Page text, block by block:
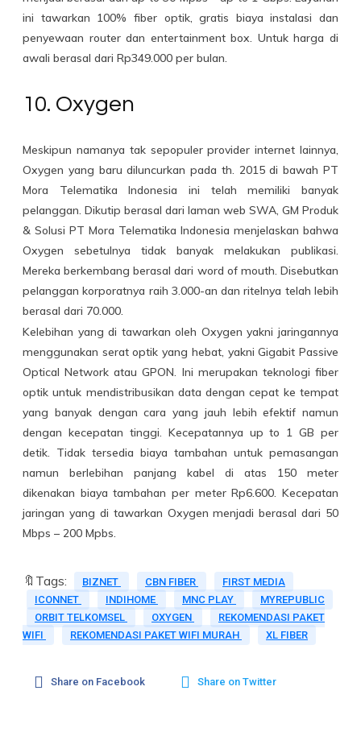
ini tawarkan 100% fiber optik, gratis biaya instalasi dan
penyewaan router dan entertainment box. Untuk harga di
awali berasal dari Rp349.000 per bulan.
10. Oxygen
Meskipun namanya tak sepopuler provider internet lainnya,
Oxygen yang baru diluncurkan pada th. 2015 di bawah PT
Mora Telematika Indonesia ini telah memiliki banyak
pelanggan. Dikutip berasal dari laman web SWA, GM Produk
& Solusi PT Mora Telematika Indonesia menjelaskan bahwa
Oxygen sebetulnya tidak banyak melakukan publikasi.
Mereka berkembang berasal dari word of mouth. Disebutkan
pelanggan korporatnya raih 3.000-an dan ritelnya telah lebih
berasal dari 70.000.
Kelebihan yang di tawarkan oleh Oxygen yakni jaringannya
menggunakan serat optik yang hebat, yakni Gigabit Passive
Optical Network atau GPON. Ini merupakan teknologi fiber
optik untuk mendistribusikan data dengan cepat ke tempat
yang banyak dengan cara yang jauh lebih efektif namun
dengan kecepatan tinggi. Kecepatannya up to 1 GB per
detik. Tidak tersedia biaya tambahan untuk pemasangan
namun berlebihan panjang kabel di atas 150 meter
dikenakan biaya tambahan per meter Rp6.600. Kecepatan
jaringan yang di tawarkan Oxygen menjadi berasal dari 50
Mbps – 200 Mpbs.
🔖Tags: BIZNET CBN FIBER
FIRST MEDIA
ICONNET
INDIHOME MNC PLAY
MYREPUBLIC
ORBIT TELKOMSEL
OXYGEN
REKOMENDASI PAKET
WIFI
REKOMENDASI PAKET WIFI MURAH XL FIBER
Share on Facebook Share on Twitter